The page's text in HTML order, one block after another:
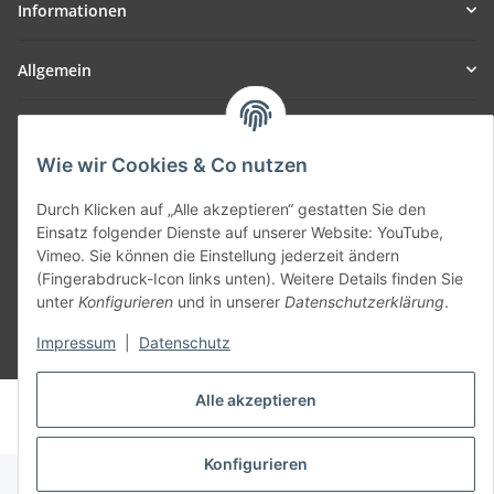
Alle akzeptieren
Konfigurieren
Wie wir Cookies & Co nutzen
Durch Klicken auf „Alle akzeptieren“ gestatten Sie den
Einsatz folgender Dienste auf unserer Website: YouTube,
Vimeo. Sie können die Einstellung jederzeit ändern
(Fingerabdruck-Icon links unten). Weitere Details finden Sie
unter Konfigurieren und in unserer Datenschutzerklärung.
Impressum Datenschutz
Informationen
Allgemein
SmoliTec - Safety. Simplified. Worldwide. ( B2B Shop )
Vertrag widerrufen
* Alle Preise inkl. gesetzlicher USt., zzgl.
© voltmaster.de
Powered byJTL-Shop